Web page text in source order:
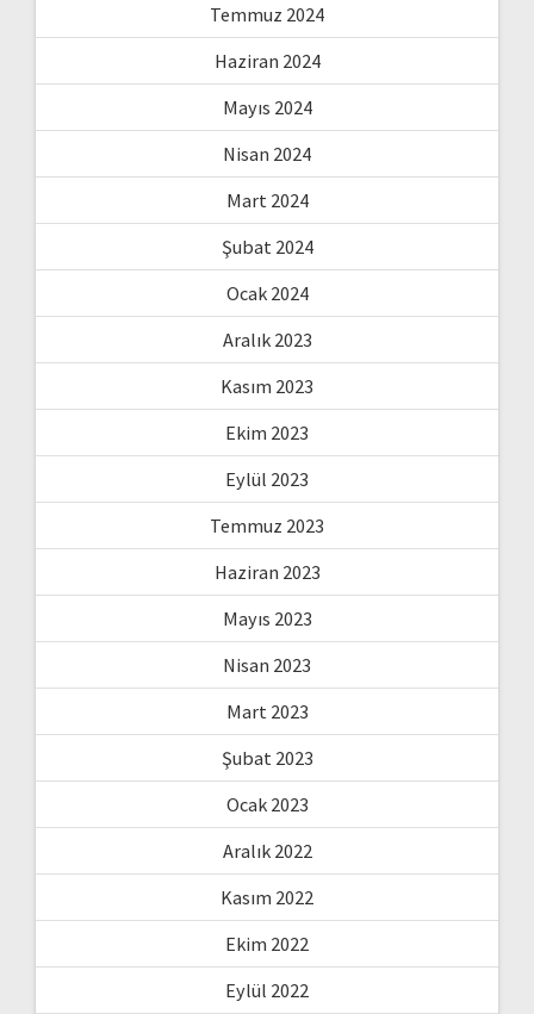
Temmuz 2024
Haziran 2024
Mayıs 2024
Nisan 2024
Mart 2024
Şubat 2024
Ocak 2024
Aralık 2023
Kasım 2023
Ekim 2023
Eylül 2023
Temmuz 2023
Haziran 2023
Mayıs 2023
Nisan 2023
Mart 2023
Şubat 2023
Ocak 2023
Aralık 2022
Kasım 2022
Ekim 2022
Eylül 2022